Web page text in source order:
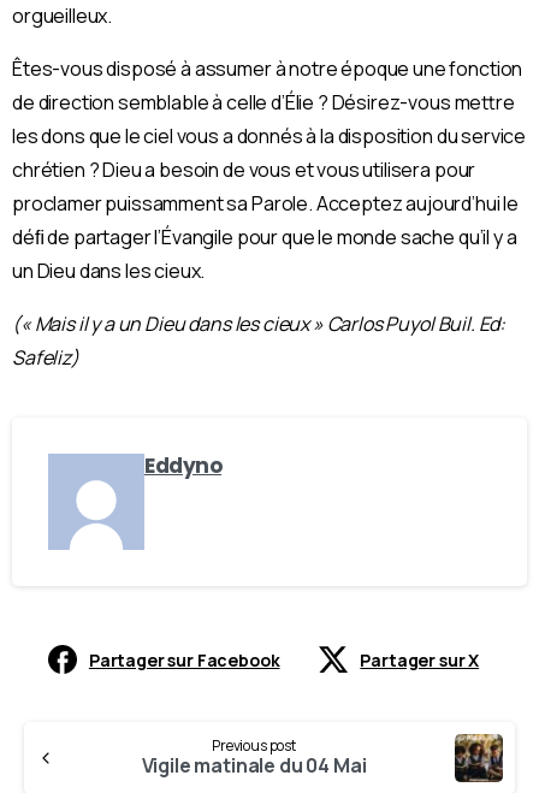
orgueilleux.
Êtes-vous disposé à assumer à notre époque une fonction
de direction semblable à celle d’Élie ? Désirez-vous mettre
les dons que le ciel vous a donnés à la disposition du service
chrétien ? Dieu a besoin de vous et vous utilisera pour
proclamer puissamment sa Parole. Acceptez aujourd’hui le
déﬁ de partager l’Évangile pour que le monde sache qu’il y a
un Dieu dans les cieux.
(« Mais il y a un Dieu dans les cieux » Carlos Puyol Buil. Ed:
Safeliz)
Eddyno
Partager sur Facebook Partager sur X
Previous post
Vigile matinale du 04 Mai